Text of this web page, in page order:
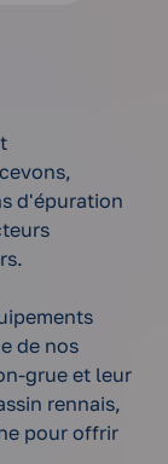
d'épuration
de nos
grue et leur
rennais,
pour offrir